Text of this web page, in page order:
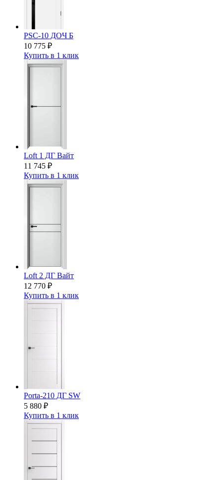
PSC-10 ДОЧ Б
10 775 ₽
Купить в 1 клик
Loft 1 ДГ Вайт
11 745 ₽
Купить в 1 клик
Loft 2 ДГ Вайт
12 770 ₽
Купить в 1 клик
Porta-210 ДГ SW
5 880 ₽
Купить в 1 клик